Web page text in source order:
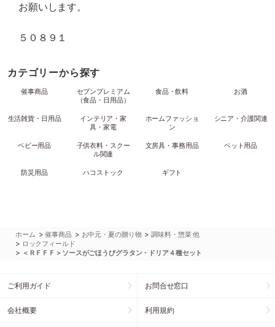
お願いします。
５０８９１
カテゴリーから探す
催事商品
セブンプレミアム
（食品・日用品）
食品・飲料 お酒
生活雑貨・日用品
インテリア・家
具・家電
ホームファッショ
ン
シニア・介護関連
ベビー用品
子供衣料・スクー
ル関連
文房具・事務用品 ペット用品
防災用品 ハコストック ギフト
ホーム >催事商品 > お中元・夏の贈り物 >調味料・惣菜 他
> ロックフィールド
> ＜ＲＦＦＦ＞ソースがごほうびグラタン・ドリア４種セット
ご利用ガイド お問合せ窓口
会社概要 利用規約